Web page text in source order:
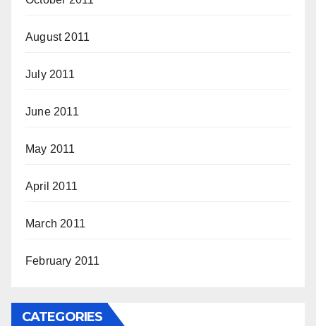
August 2011
July 2011
June 2011
May 2011
April 2011
March 2011
February 2011
CATEGORIES